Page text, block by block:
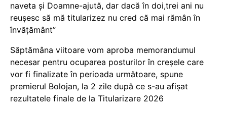
naveta și Doamne-ajută, dar dacă în doi,trei ani nu
reușesc să mă titularizez nu cred că mai rămân în
învățământ”
Săptămâna viitoare vom aproba memorandumul
necesar pentru ocuparea posturilor în creșele care
vor fi finalizate în perioada următoare, spune
premierul Bolojan, la 2 zile după ce s-au afișat
rezultatele finale de la Titularizare 2026